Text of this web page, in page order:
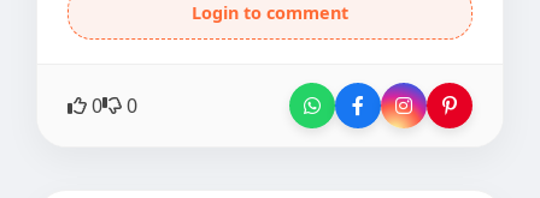
Login to comment
0 0